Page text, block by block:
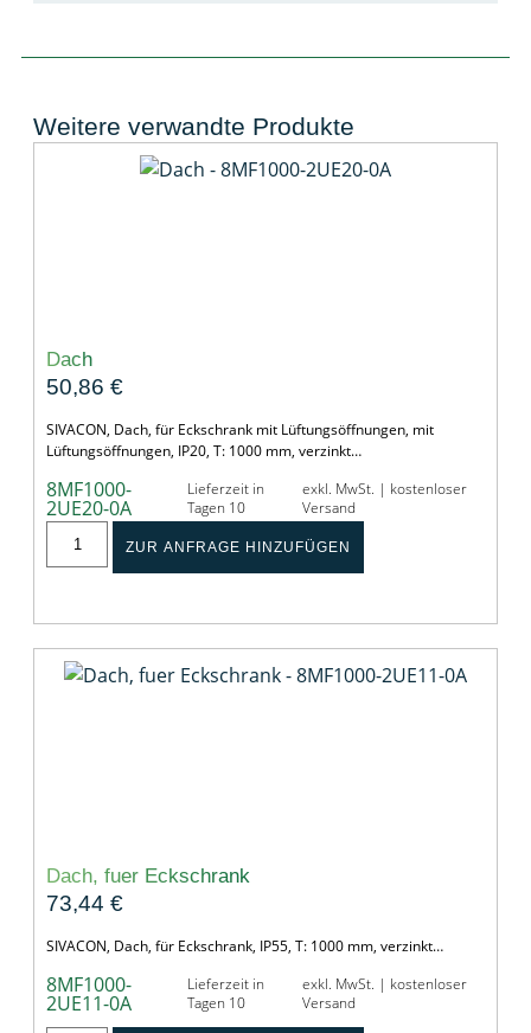
Weitere verwandte Produkte
Dach
50,86 €
SIVACON, Dach, für Eckschrank mit Lüftungsöffnungen, mit
Lüftungsöffnungen, IP20, T: 1000 mm, verzinkt…
8MF1000-
2UE20-0A
Lieferzeit in
Tagen 10
exkl. MwSt. | kostenloser
Versand
ZUR ANFRAGE HINZUFÜGEN
Dach, fuer Eckschrank
73,44 €
SIVACON, Dach, für Eckschrank, IP55, T: 1000 mm, verzinkt…
8MF1000-
2UE11-0A
Lieferzeit in
Tagen 10
exkl. MwSt. | kostenloser
Versand